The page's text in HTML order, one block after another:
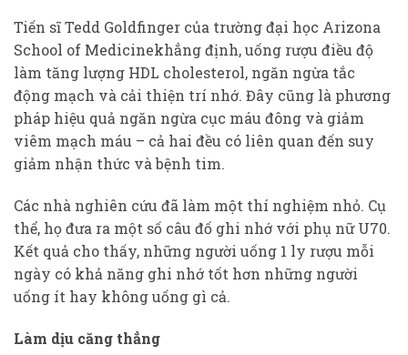
Tiến sĩ Tedd Goldfinger của trường đại học Arizona
School of Medicinekhẳng định, uống rượu điều độ
làm tăng lượng HDL cholesterol, ngăn ngừa tắc
động mạch và cải thiện trí nhớ. Đây cũng là phương
pháp hiệu quả ngăn ngừa cục máu đông và giảm
viêm mạch máu – cả hai đều có liên quan đến suy
giảm nhận thức và bệnh tim.
Các nhà nghiên cứu đã làm một thí nghiệm nhỏ. Cụ
thể, họ đưa ra một số câu đố ghi nhớ với phụ nữ U70.
Kết quả cho thấy, những người uống 1 ly rượu mỗi
ngày có khả năng ghi nhớ tốt hơn những người
uống ít hay không uống gì cả.
Làm dịu căng thẳng